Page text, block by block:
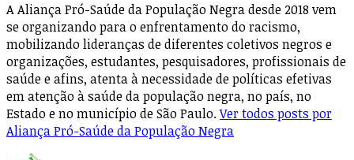
A Aliança Pró-Saúde da População Negra desde 2018 vem
se organizando para o enfrentamento do racismo,
mobilizando lideranças de diferentes coletivos negros e
organizações, estudantes, pesquisadores, profissionais de
saúde e afins, atenta à necessidade de políticas efetivas
em atenção à saúde da população negra, no país, no
Estado e no município de São Paulo.Ver todos posts por
Aliança Pró-Saúde da População Negra